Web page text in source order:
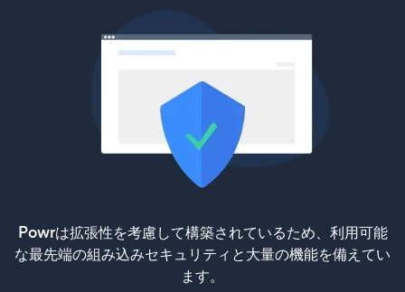
Powrは拡張性を考慮して構築されているため、利用可能
な最先端の組み込みセキュリティと大量の機能を備えてい
ます。